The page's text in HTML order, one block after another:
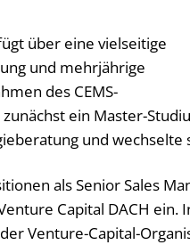
über eine vielseitige
und mehrjährige
des CEMS-
ein Master-
und wechselte
als Senior Sales
Capital DACH
Venture-Capital-